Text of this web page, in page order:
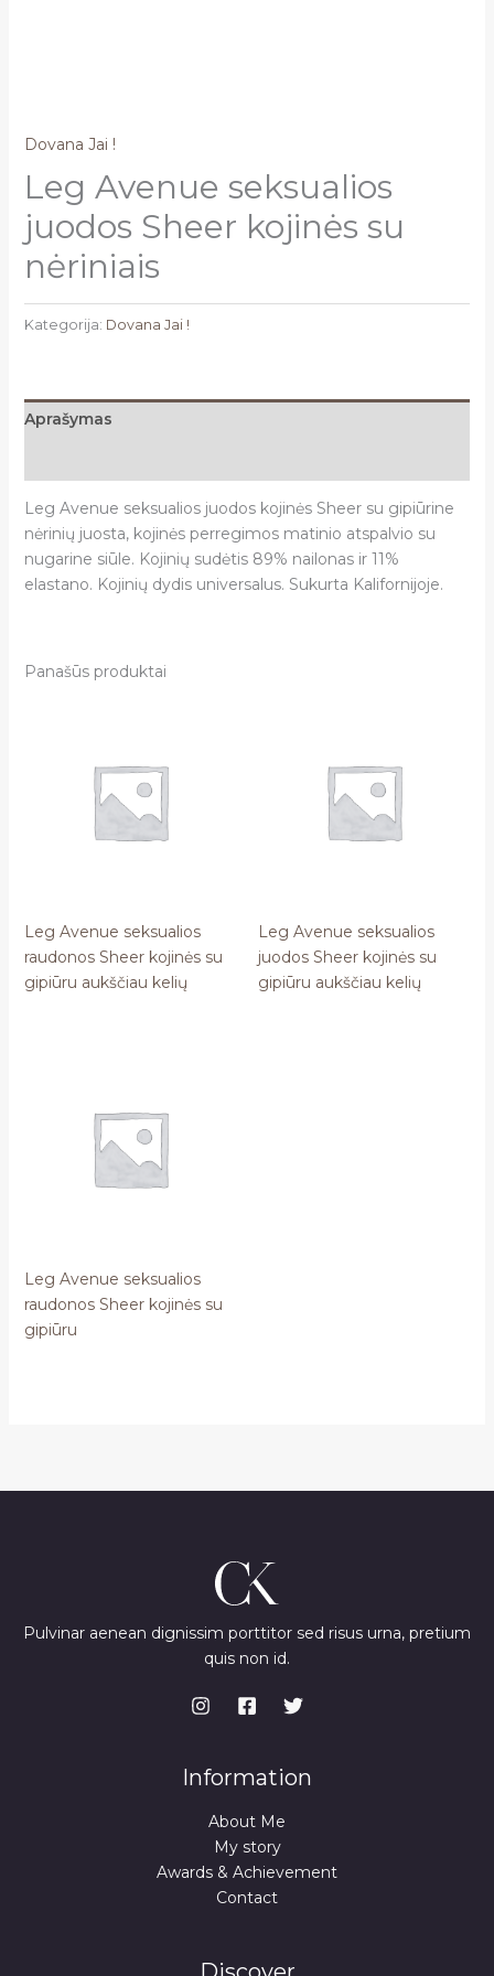
Dovana Jai !
Leg Avenue seksualios
juodos Sheer kojinės su
nėriniais
Kategorija: Dovana Jai !
Aprašymas
Leg Avenue seksualios juodos kojinės Sheer su gipiūrine
nėrinių juosta, kojinės perregimos matinio atspalvio su
nugarine siūle. Kojinių sudėtis 89% nailonas ir 11%
elastano. Kojinių dydis universalus. Sukurta Kalifornijoje.
Panašūs produktai
Leg Avenue seksualios
raudonos Sheer kojinės su
gipiūru aukščiau kelių
Leg Avenue seksualios
juodos Sheer kojinės su
gipiūru aukščiau kelių
Leg Avenue seksualios
raudonos Sheer kojinės su
gipiūru
Pulvinar aenean dignissim porttitor sed risus urna, pretium
quis non id.
Information
About Me
My story
Awards & Achievement
Contact